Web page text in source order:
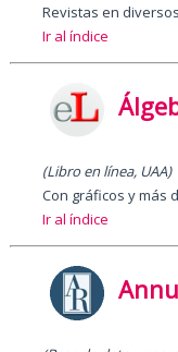
Revistas en
Ir al índice
(Libro en línea, UAA)
Con gráficos y más
Ir al índice